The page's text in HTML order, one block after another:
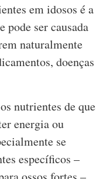
em idosos é a
pode ser causada
naturalmente
doenças
nutrientes de que
energia ou
se
específicos –